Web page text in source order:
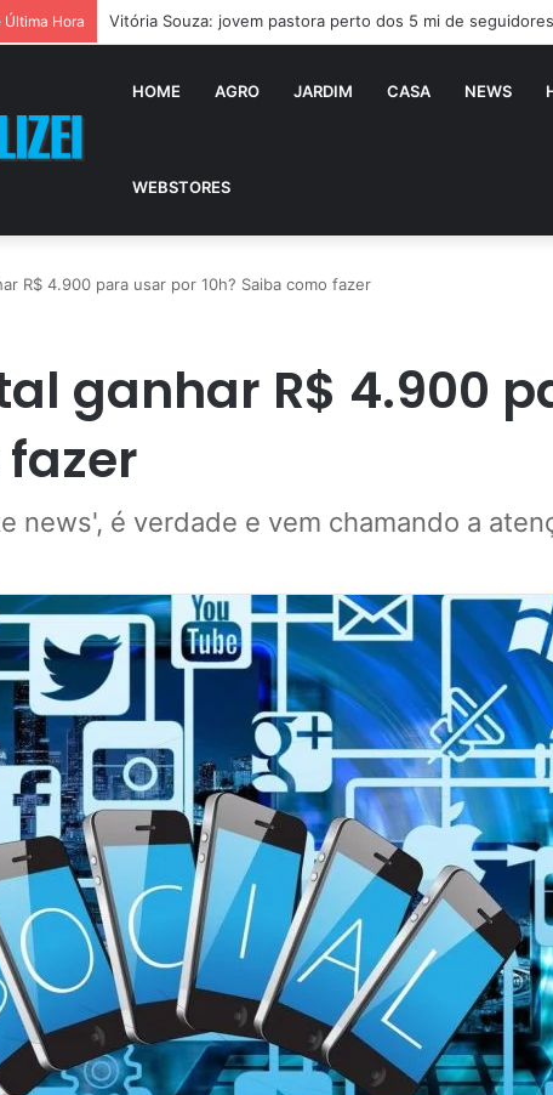
Última Hora Vitória Souza: jovem pastora perto dos 5 mi de
HOME AGRO JARDIM CASA NEWS
WEBSTORES
R$ 4.900 para usar por 10h? Saiba como fazer
ganhar R$ 4.900
news', é verdade e vem chamando a